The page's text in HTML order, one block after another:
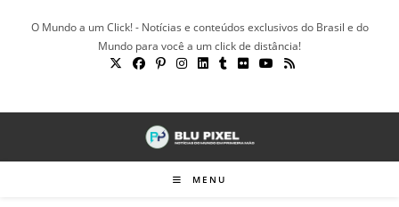
O Mundo a um Click! - Notícias e conteúdos exclusivos do Brasil e do
Mundo para você a um click de distância!
MENU